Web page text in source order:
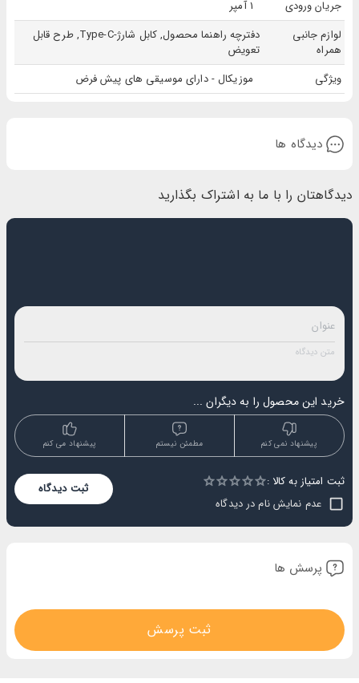
جریان ورودی
1 آمپر
لوازم جانبی
همراه
دفترچه راهنما محصول, کابل شارژ-Type-C, طرح قابل
تعویض
ویژگی
موزیکال - دارای موسیقی های پیش فرض
دیدگاه ها
دیدگاهتان را با ما به اشتراک بگذارید
خرید این محصول را به دیگران ...
پیشنهاد می کنم مطمئن نیستم پیشنهاد نمی کنم
ثبت امتیاز به کالا :
1 Star
2 Stars
3 Stars
4 Stars
5 Stars
Empty
عدم نمایش نام در دیدگاه
ثبت دیدگاه
پرسش ها
ثبت پرسش